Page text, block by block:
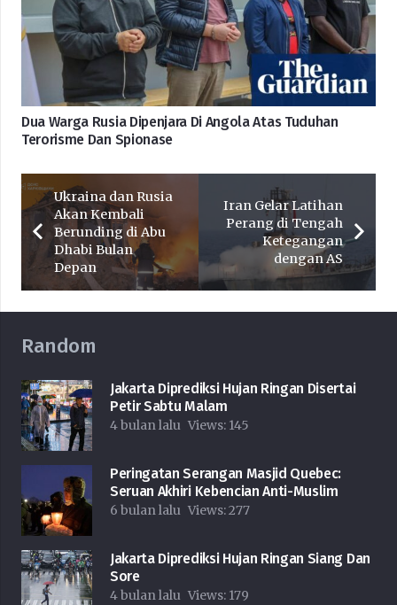
Dua Warga Rusia Dipenjara Di Angola Atas Tuduhan
Terorisme Dan Spionase
Ukraina dan Rusia
Akan Kembali
Berunding di Abu
Dhabi Bulan
Depan
Iran Gelar Latihan
Perang di Tengah
Ketegangan
dengan AS
Random
Jakarta Diprediksi Hujan Ringan Disertai
Petir Sabtu Malam
4 bulan lalu Views: 145
Peringatan Serangan Masjid Quebec:
Seruan Akhiri Kebencian Anti-Muslim
6 bulan lalu Views:277
Jakarta Diprediksi Hujan Ringan Siang Dan
Sore
4 bulan lalu Views: 179